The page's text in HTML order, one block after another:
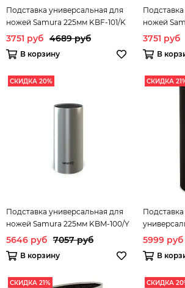
Подставка универсальная для
ножей Samura 225мм KBF-101/K
3751 руб 4689 руб
В корзину
ножей
3751 руб
В
СКИДКА 20%
Подставка универсальная для
ножей Samura 225мм KBM-100/Y
5646 руб 7057 руб
В корзину
СКИДКА
Kitchen
5999 руб
В
СКИДКА 21% СКИДКА